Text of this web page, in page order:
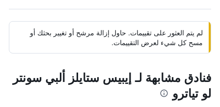
لم يتم العثور على تقييمات. حاول إزالة مرشح أو تغيير بحثك أو
مسح كل شيء لعرض التقييمات.
فنادق مشابهة لـ إيبيس ستايلز ألبي سونتر
لو تياترو